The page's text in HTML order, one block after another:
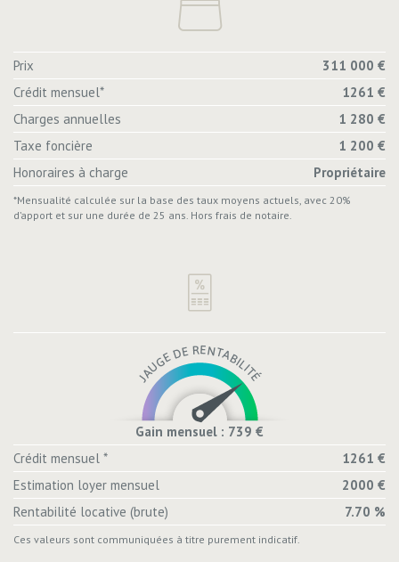
Prix
311 000 €
Crédit mensuel*
1261 €
Charges annuelles
1 280 €
Taxe foncière
1 200 €
Honoraires à charge
Propriétaire
*Mensualité calculée sur la base des taux moyens actuels, avec 20%
d’apport et sur une durée de 25 ans. Hors frais de notaire.
Gain mensuel : 739 €
Crédit mensuel *
1261 €
Estimation loyer mensuel
2000 €
Rentabilité locative (brute)
7.70 %
Ces valeurs sont communiquées à titre purement indicatif.